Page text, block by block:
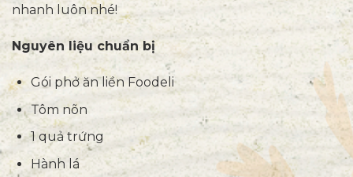
nhanh luôn nhé!
Nguyên liệu chuẩn bị
Gói phở ăn liền Foodeli
Tôm nõn
1 quả trứng
Hành lá